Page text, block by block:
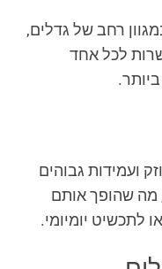
רחב של גדלים,
לכל אחד
ועמידות גבוהים
מה שהופך אותם
לתכשיט יומיומי.